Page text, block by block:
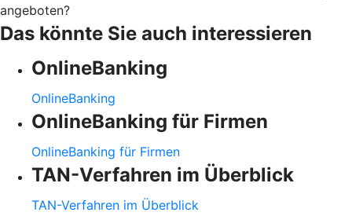
angeboten?
Das könnte Sie auch interessieren
OnlineBanking
OnlineBanking
OnlineBanking für Firmen
OnlineBanking für Firmen
TAN-Verfahren im Überblick
TAN-Verfahren im Überblick